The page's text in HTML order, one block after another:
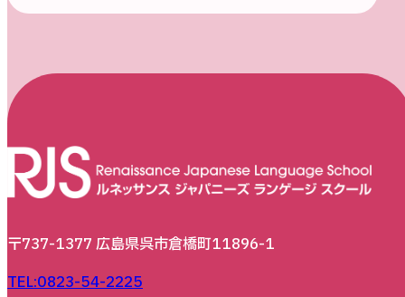
〒737-1377 広島県呉市倉橋町11896-1
TEL:0823-54-2225